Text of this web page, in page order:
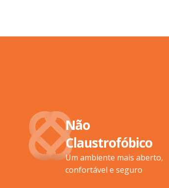
Não
Claustrofóbico
Um ambiente mais aberto,
confortável e seguro